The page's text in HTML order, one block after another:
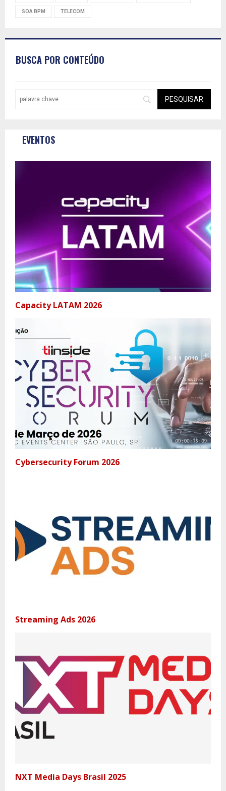
SOA BPM TELECOM
BUSCA POR CONTEÚDO
EVENTOS
Capacity LATAM 2026
Cybersecurity Forum 2026
Streaming Ads 2026
NXT Media Days Brasil 2025